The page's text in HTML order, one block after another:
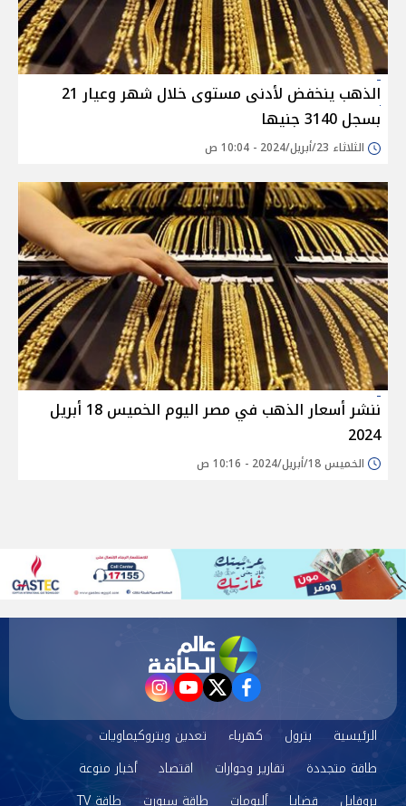
الذهب ينخفض لأدنى مستوى خلال شهر وعيار 21
بسجل 3140 جنيها
الثلاثاء 23/أبريل/2024 - 10:04 ص
ننشر أسعار الذهب في مصر اليوم الخميس 18 أبريل
2024
الخميس 18/أبريل/2024 - 10:16 ص
facebook
twitter
youtube
instagram
الرئيسية بترول كهرباء
تعدين وبتروكيماويات
طاقة متجددة
تقارير وحوارات اقتصاد
أخبار منوعة